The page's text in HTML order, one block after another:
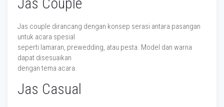
Jas couple dirancang dengan konsep serasi antara pasangan
untuk acara spesial
seperti lamaran, prewedding, atau pesta. Model dan warna
dapat disesuaikan
dengan tema acara.
Jas Casual